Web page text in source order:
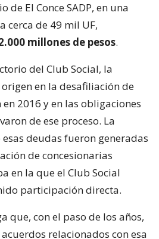
El Conce SADP, en una
cerca de 49 mil UF,
millones de pesos.
del Club Social, la
en la desafiliación de
2016 y en las obligaciones
de ese proceso. La
deudas fueron generadas
de concesionarias
en la que el Club Social
participación directa.
que, con el paso de los años,
relacionados con esa